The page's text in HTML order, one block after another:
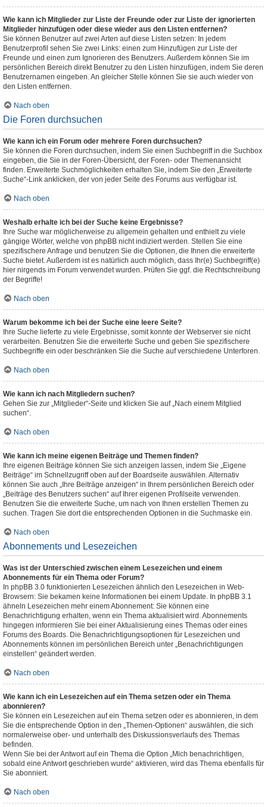
Wie kann ich Mitglieder zur Liste der Freunde oder zur Liste der ignorierten
Mitglieder hinzufügen oder diese wieder aus den Listen entfernen?
Sie können Benutzer auf zwei Arten auf diese Listen setzen: In jedem
Benutzerprofil sehen Sie zwei Links: einen zum Hinzufügen zur Liste der
Freunde und einen zum Ignorieren des Benutzers. Außerdem können Sie im
persönlichen Bereich direkt Benutzer zu den Listen hinzufügen, indem Sie deren
Benutzernamen eingeben. An gleicher Stelle können Sie sie auch wieder von
den Listen entfernen.
Nach oben
Die Foren durchsuchen
Wie kann ich ein Forum oder mehrere Foren durchsuchen?
Sie können die Foren durchsuchen, indem Sie einen Suchbegriff in die Suchbox
eingeben, die Sie in der Foren-Übersicht, der Foren- oder Themenansicht
finden. Erweiterte Suchmöglichkeiten erhalten Sie, indem Sie den „Erweiterte
Suche“-Link anklicken, der von jeder Seite des Forums aus verfügbar ist.
Nach oben
Weshalb erhalte ich bei der Suche keine Ergebnisse?
Ihre Suche war möglicherweise zu allgemein gehalten und enthielt zu viele
gängige Wörter, welche von phpBB nicht indiziert werden. Stellen Sie eine
spezifischere Anfrage und benutzen Sie die Optionen, die Ihnen die erweiterte
Suche bietet. Außerdem ist es natürlich auch möglich, dass Ihr(e) Suchbegriff(e)
hier nirgends im Forum verwendet wurden. Prüfen Sie ggf. die Rechtschreibung
der Begriffe!
Nach oben
Warum bekomme ich bei der Suche eine leere Seite?
Ihre Suche lieferte zu viele Ergebnisse, somit konnte der Webserver sie nicht
verarbeiten. Benutzen Sie die erweiterte Suche und geben Sie spezifischere
Suchbegriffe ein oder beschränken Sie die Suche auf verschiedene Unterforen.
Nach oben
Wie kann ich nach Mitgliedern suchen?
Gehen Sie zur „Mitglieder“-Seite und klicken Sie auf „Nach einem Mitglied
suchen“.
Nach oben
Wie kann ich meine eigenen Beiträge und Themen finden?
Ihre eigenen Beiträge können Sie sich anzeigen lassen, indem Sie „Eigene
Beiträge“ im Schnellzugriff oben auf der Boardseite auswählen. Alternativ
können Sie auch „Ihre Beiträge anzeigen“ in Ihrem persönlichen Bereich oder
„Beiträge des Benutzers suchen“ auf Ihrer eigenen Profilseite verwenden.
Benutzen Sie die erweiterte Suche, um nach von Ihnen erstellen Themen zu
suchen. Tragen Sie dort die entsprechenden Optionen in die Suchmaske ein.
Nach oben
Abonnements und Lesezeichen
Was ist der Unterschied zwischen einem Lesezeichen und einem
Abonnements für ein Thema oder Forum?
In phpBB 3.0 funktionierten Lesezeichen ähnlich den Lesezeichen in Web-
Browsern: Sie bekamen keine Informationen bei einem Update. In phpBB 3.1
ähneln Lesezeichen mehr einem Abonnement: Sie können eine
Benachrichtigung erhalten, wenn ein Thema aktualisiert wird. Abonnements
hingegen informieren Sie bei einer Aktualisierung eines Themas oder eines
Forums des Boards. Die Benachrichtigungsoptionen für Lesezeichen und
Abonnements können im persönlichen Bereich unter „Benachrichtigungen
einstellen“ geändert werden.
Nach oben
Wie kann ich ein Lesezeichen auf ein Thema setzen oder ein Thema
abonnieren?
Sie können ein Lesezeichen auf ein Thema setzen oder es abonnieren, in dem
Sie die entsprechende Option in den „Themen-Optionen“ auswählen, die sich
normalerweise ober- und unterhalb des Diskussionsverlaufs des Themas
befinden.
Wenn Sie bei der Antwort auf ein Thema die Option „Mich benachrichtigen,
sobald eine Antwort geschrieben wurde“ aktivieren, wird das Thema ebenfalls für
Sie abonniert.
Nach oben